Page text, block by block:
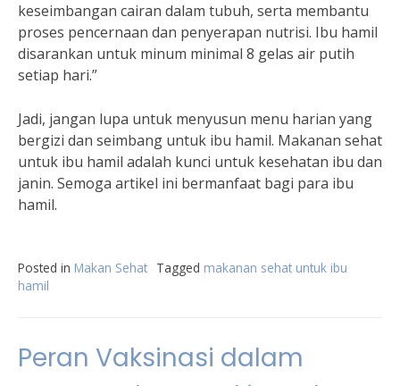
keseimbangan cairan dalam tubuh, serta membantu
proses pencernaan dan penyerapan nutrisi. Ibu hamil
disarankan untuk minum minimal 8 gelas air putih
setiap hari.”
Jadi, jangan lupa untuk menyusun menu harian yang
bergizi dan seimbang untuk ibu hamil. Makanan sehat
untuk ibu hamil adalah kunci untuk kesehatan ibu dan
janin. Semoga artikel ini bermanfaat bagi para ibu
hamil.
Posted in Makan Sehat Tagged makanan sehat untuk ibu
hamil
Peran Vaksinasi dalam